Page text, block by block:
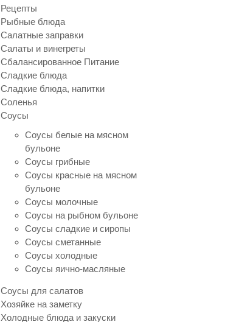
Рецепты
Рыбные блюда
Салатные заправки
Салаты и винегреты
Сбалансированное Питание
Сладкие блюда
Сладкие блюда, напитки
Соленья
Соусы
Соусы белые на мясном
бульоне
Соусы грибные
Соусы красные на мясном
бульоне
Соусы молочные
Соусы на рыбном бульоне
Соусы сладкие и сиропы
Соусы сметанные
Соусы холодные
Соусы яично-масляные
Соусы для салатов
Хозяйке на заметку
Холодные блюда и закуски